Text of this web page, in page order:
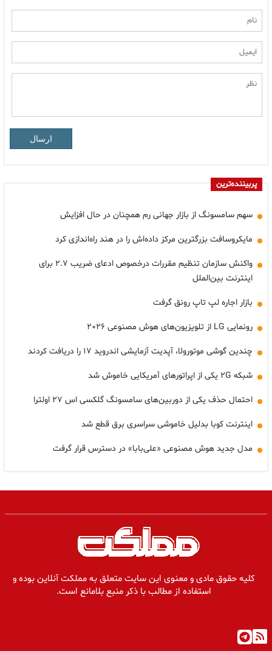
ارسال
پربیننده‌ترین
سهم سامسونگ از بازار جهانی رم همچنان در حال افزایش
مایکروسافت بزرگترین مرکز داده‌اش را در هند راه‌اندازی کرد
واکنش سازمان تنظیم مقررات درخصوص ادعای ضریب ۲.۷ برای
اینترنت بین‌الملل
بازار اجاره لپ تاپ رونق گرفت
رونمایی LG از تلویزیون‌های هوش مصنوعی ۲۰۲۶
چندین گوشی موتورولا، آپدیت آزمایشی اندروید ۱۷ را دریافت کردند
شبکه ۲G یکی از اپراتورهای آمریکایی خاموش شد
احتمال حذف یکی از دوربین‌های سامسونگ گلکسی اس ۲۷ اولترا
اینترنت کوبا بدلیل خاموشی سراسری برق قطع شد
مدل جدید هوش مصنوعی «علی‌بابا» در دسترس قرار گرفت
کلیه حقوق مادی و معنوی این سایت متعلق به مملکت آنلاین بوده و
استفاده از مطالب با ذکر منبع بلامانع است.